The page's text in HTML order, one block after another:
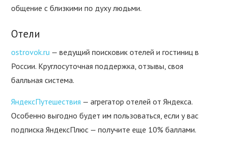
общение с близкими по духу людьми.
Отели
ostrovok.ru — ведущий поисковик отелей и гостиниц в
России. Круглосуточная поддержка, отзывы, своя
балльная система.
ЯндексПутешествия — агрегатор отелей от Яндекса.
Особенно выгодно будет им пользоваться, если у вас
подписка ЯндексПлюс — получите еще 10% баллами.